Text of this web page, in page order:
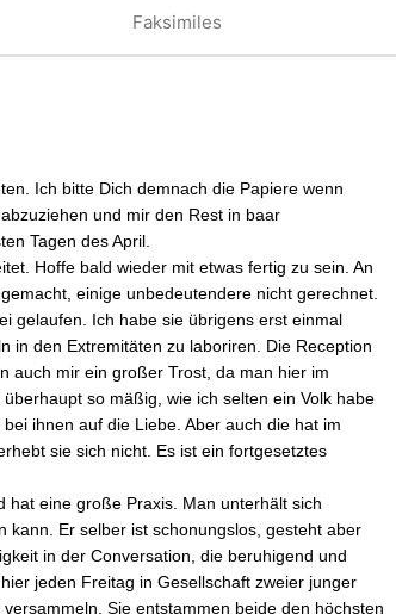
Faksimiles
Ich bitte Dich demnach die Papierewenn
und mir den Rest in baar
Tagen des April.
. Hoffe bald wieder mit etwas fertig zu sein. An
gemacht, einige unbedeutendere nicht gerechnet.
gelaufen. Ich habe sie übrigens erst einmal
in den Extremitäten zu laboriren . Die Reception
auch mir ein großer Trost, da man hier im
so mäßig, wie ich selten ein Volk habe
ihnen auf die Liebe. Aber auch die hat im
sie sich nicht. Es ist ein fortgesetztes
hat eine große Praxis. Man unterhält sich
kann. Er selber ist schonungslos, gesteht aber
in der Conversation, die beruhigend und
jeden Freitag in Gesellschaft zweier junger
versammeln. Sie entstammen beide den höchsten